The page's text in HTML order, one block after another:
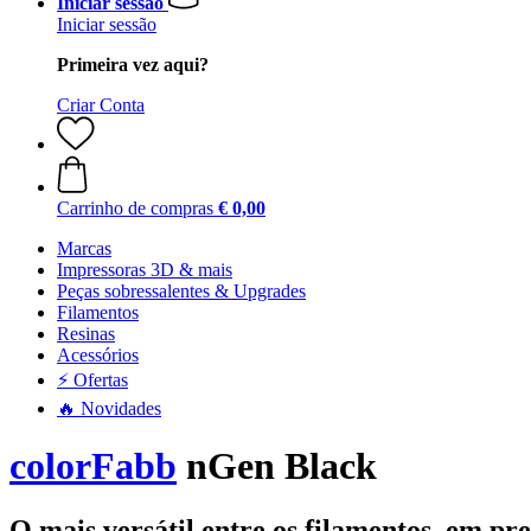
Iniciar sessão
Primeira vez aqui?
Criar Conta
Carrinho de compras € 0,00
Marcas
Impressoras 3D & mais
Peças sobressalentes & Upgrades
Filamentos
Resinas
Acessórios
⚡ Ofertas
🔥 Novidades
colorFabb nGen Black